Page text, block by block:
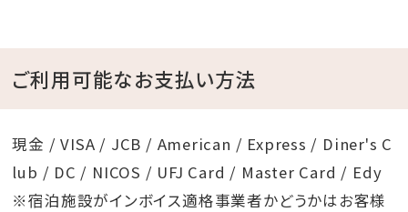
ご利用可能なお支払い方法
現金 / VISA / JCB / American / Express / Diner's C
lub / DC / NICOS / UFJ Card / Master Card / Edy
※宿泊施設がインボイス適格事業者かどうかはお客様